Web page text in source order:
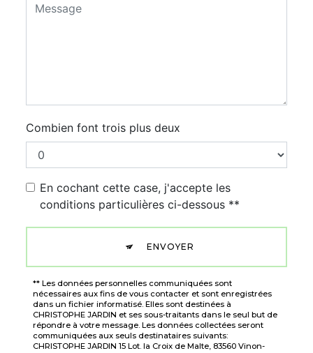
Combien font trois plus deux
En cochant cette case, j'accepte les
conditions particulières ci-dessous **
ENVOYER
** Les données personnelles communiquées sont
nécessaires aux fins de vous contacter et sont enregistrées
dans un fichier informatisé. Elles sont destinées à
CHRISTOPHE JARDIN et ses sous-traitants dans le seul but de
répondre à votre message. Les données collectées seront
communiquées aux seuls destinataires suivants:
CHRISTOPHE JARDIN 15 Lot. la Croix de Malte, 83560 Vinon-